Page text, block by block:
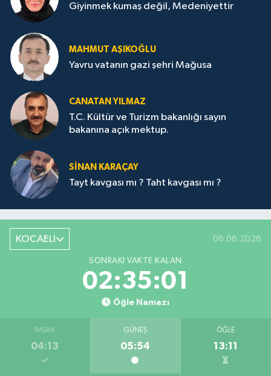
Giyinmek kumaş değil, Medeniyettir
MAHMUT AŞIKOĞLU
Yavru vatanın gazi şehri Mağusa
CANATAN YILMAZ
T.C. Kültür ve Turizm bakanlığı sayın
bakanına açık mektup.
SİNAN KARAÇAY
Tayt kavgası mı ? Taht kavgası mı ?
KOCAELİ 06.08.2026
SONRAKI VAKTE KALAN
02:35:01
Öğle Namazı
İMSAK
04:13
GÜNEŞ
05:54
ÖĞLE
13:11